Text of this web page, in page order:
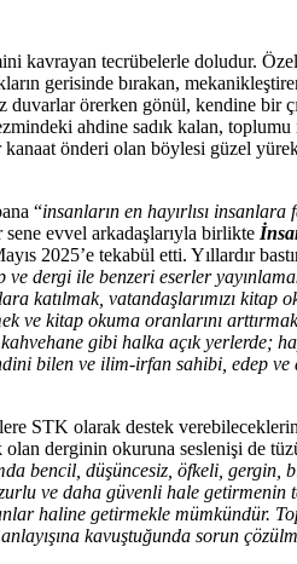
kavrayan tecrübelerle doludur.
gerisinde bırakan,
örerken gönül, kendine bir
ahdine sadık kalan,
önderi olan böylesi güzel
“insanların en hayırlısı insanlara
evvel arkadaşlarıyla birlikte
2025’e tekabül etti. Yıllardır
ve dergi ile benzeri eserler
katılmak, vatandaşlarımızı kitap
ve kitap okuma oranlarını
gibi halka açık yerlerde;
bilen ve ilim-irfan sahibi, edep
STK olarak destek
olan derginin okuruna seslenişi de
bencil, düşüncesiz, öfkeli, gergin,
ve daha güvenli hale getirmenin
haline getirmekle mümkündür.
kavuştuğunda sorun